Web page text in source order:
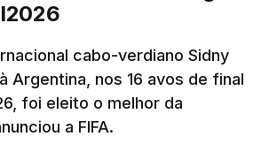
cabo-verdiano Sidny
Argentina, nos 16 avos de final
foi eleito o melhor da
a FIFA.